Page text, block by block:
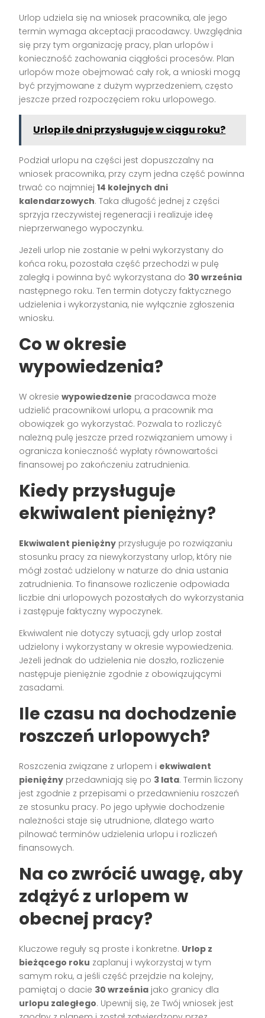
Urlop udziela się na wniosek pracownika, ale jego
termin wymaga akceptacji pracodawcy. Uwzględnia
się przy tym organizację pracy, plan urlopów i
konieczność zachowania ciągłości procesów. Plan
urlopów może obejmować cały rok, a wnioski mogą
być przyjmowane z dużym wyprzedzeniem, często
jeszcze przed rozpoczęciem roku urlopowego.
Urlop ile dni przysługuje w ciągu roku?
Podział urlopu na części jest dopuszczalny na
wniosek pracownika, przy czym jedna część powinna
trwać co najmniej14 kolejnych dni
kalendarzowych. Taka długość jednej z części
sprzyja rzeczywistej regeneracji i realizuje ideę
nieprzerwanego wypoczynku.
Jeżeli urlop nie zostanie w pełni wykorzystany do
końca roku, pozostała część przechodzi w pulę
zaległą i powinna być wykorzystana do 30 września
następnego roku. Ten termin dotyczy faktycznego
udzielenia i wykorzystania, nie wyłącznie zgłoszenia
wniosku.
Co w okresie
wypowiedzenia?
W okresiewypowiedzenie pracodawca może
udzielić pracownikowi urlopu, a pracownik ma
obowiązek go wykorzystać. Pozwala to rozliczyć
należną pulę jeszcze przed rozwiązaniem umowy i
ogranicza konieczność wypłaty równowartości
finansowej po zakończeniu zatrudnienia.
Kiedy przysługuje
ekwiwalent pieniężny?
Ekwiwalent pieniężny przysługuje po rozwiązaniu
stosunku pracy za niewykorzystany urlop, który nie
mógł zostać udzielony w naturze do dnia ustania
zatrudnienia. To finansowe rozliczenie odpowiada
liczbie dni urlopowych pozostałych do wykorzystania
i zastępuje faktyczny wypoczynek.
Ekwiwalent nie dotyczy sytuacji, gdy urlop został
udzielony i wykorzystany w okresie wypowiedzenia.
Jeżeli jednak do udzielenia nie doszło, rozliczenie
następuje pieniężnie zgodnie z obowiązującymi
zasadami.
Ile czasu na dochodzenie
roszczeń urlopowych?
Roszczenia związane z urlopem i ekwiwalent
pieniężny przedawniają się po 3 lata. Termin liczony
jest zgodnie z przepisami o przedawnieniu roszczeń
ze stosunku pracy. Po jego upływie dochodzenie
należności staje się utrudnione, dlatego warto
pilnować terminów udzielenia urlopu i rozliczeń
finansowych.
Na co zwrócić uwagę, aby
zdążyć z urlopem w
obecnej pracy?
Kluczowe reguły są proste i konkretne. Urlop z
bieżącego roku zaplanuj i wykorzystaj w tym
samym roku, a jeśli część przejdzie na kolejny,
pamiętaj o dacie 30 września jako granicy dla
urlopu zaległego. Upewnij się, że Twój wniosek jest